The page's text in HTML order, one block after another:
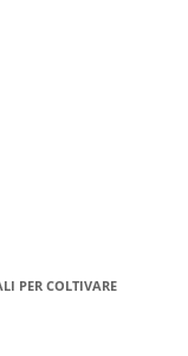
PER COLTIVARE